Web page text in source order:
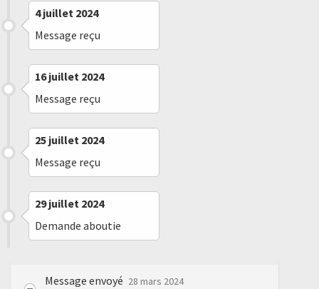
4 juillet 2024
Message reçu
16 juillet 2024
Message reçu
25 juillet 2024
Message reçu
29 juillet 2024
Demande aboutie
Message envoyé 28 mars 2024